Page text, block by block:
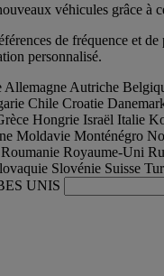
véhicules grâce à
de fréquence et
personnalisé.
AllemagneAutriche
Chile Croatie
Hongrie Israël Italie
Moldavie Monténégro
Roumanie Royaume-Uni
Slovénie Suisse
UNIS